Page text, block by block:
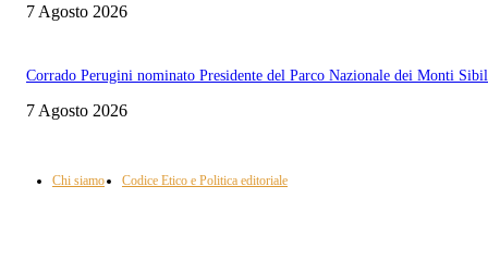
7 Agosto 2026
Corrado Perugini nominato Presidente del Parco Nazionale dei Monti
7 Agosto 2026
Chi siamo Codice Etico e Politica editoriale